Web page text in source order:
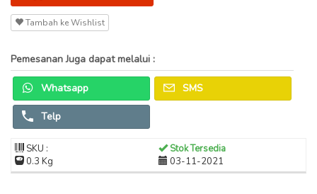
Tambah ke Wishlist
Pemesanan Juga dapat melalui :
Whatsapp SMS
Telp
SKU :
Stok Tersedia
0.3 Kg
03-11-2021